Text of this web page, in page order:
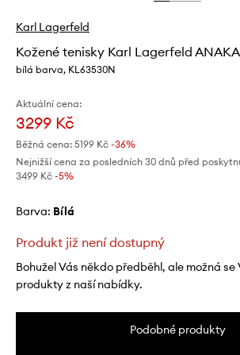
Karl Lagerfeld
Kožené tenisky Karl Lagerfeld
bílá barva, KL63530N
Aktuální cena:
3299 Kč
Běžná cena: 5199 Kč -36%
Nejnižší cena za posledních 30 dnů před
3499 Kč -5%
Barva: bílá
Produkt již není dostupný
Bohužel Vás někdo předběhl, ale možná se
produkty z naší nabídky.
Podobné produkty